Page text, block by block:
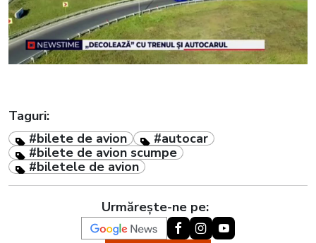
Taguri:
#bilete de avion
#autocar
#bilete de avion scumpe
#biletele de avion
Urmărește-ne pe: